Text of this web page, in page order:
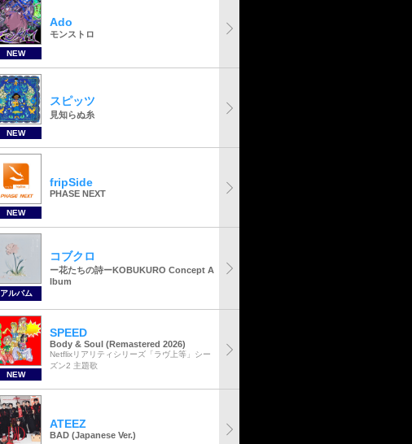
NEW
Ado
モンストロ
NEW
スピッツ
見知らぬ糸
NEW
fripSide
PHASE NEXT
アルバム
コブクロ
ー花たちの詩ーKOBUKURO Concept A
lbum
NEW
SPEED
Body & Soul (Remastered 2026)
Netflixリアリティシリーズ「ラヴ上等」シー
ズン2 主題歌
ATEEZ
BAD (Japanese Ver.)